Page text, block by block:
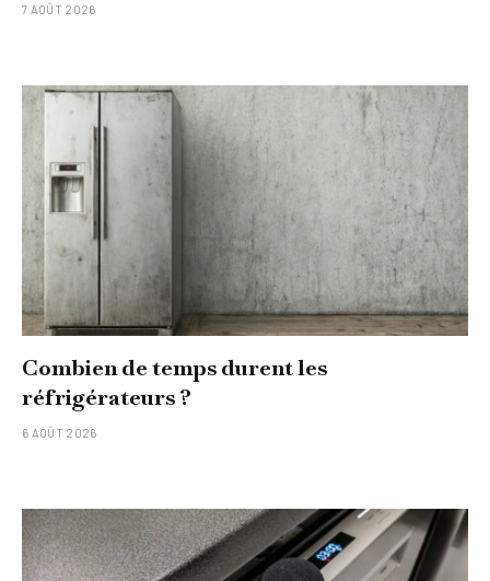
7 AOÛT 2026
Combien de temps durent les
réfrigérateurs ?
6 AOÛT 2026